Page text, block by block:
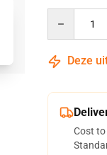
Deze
Cost to